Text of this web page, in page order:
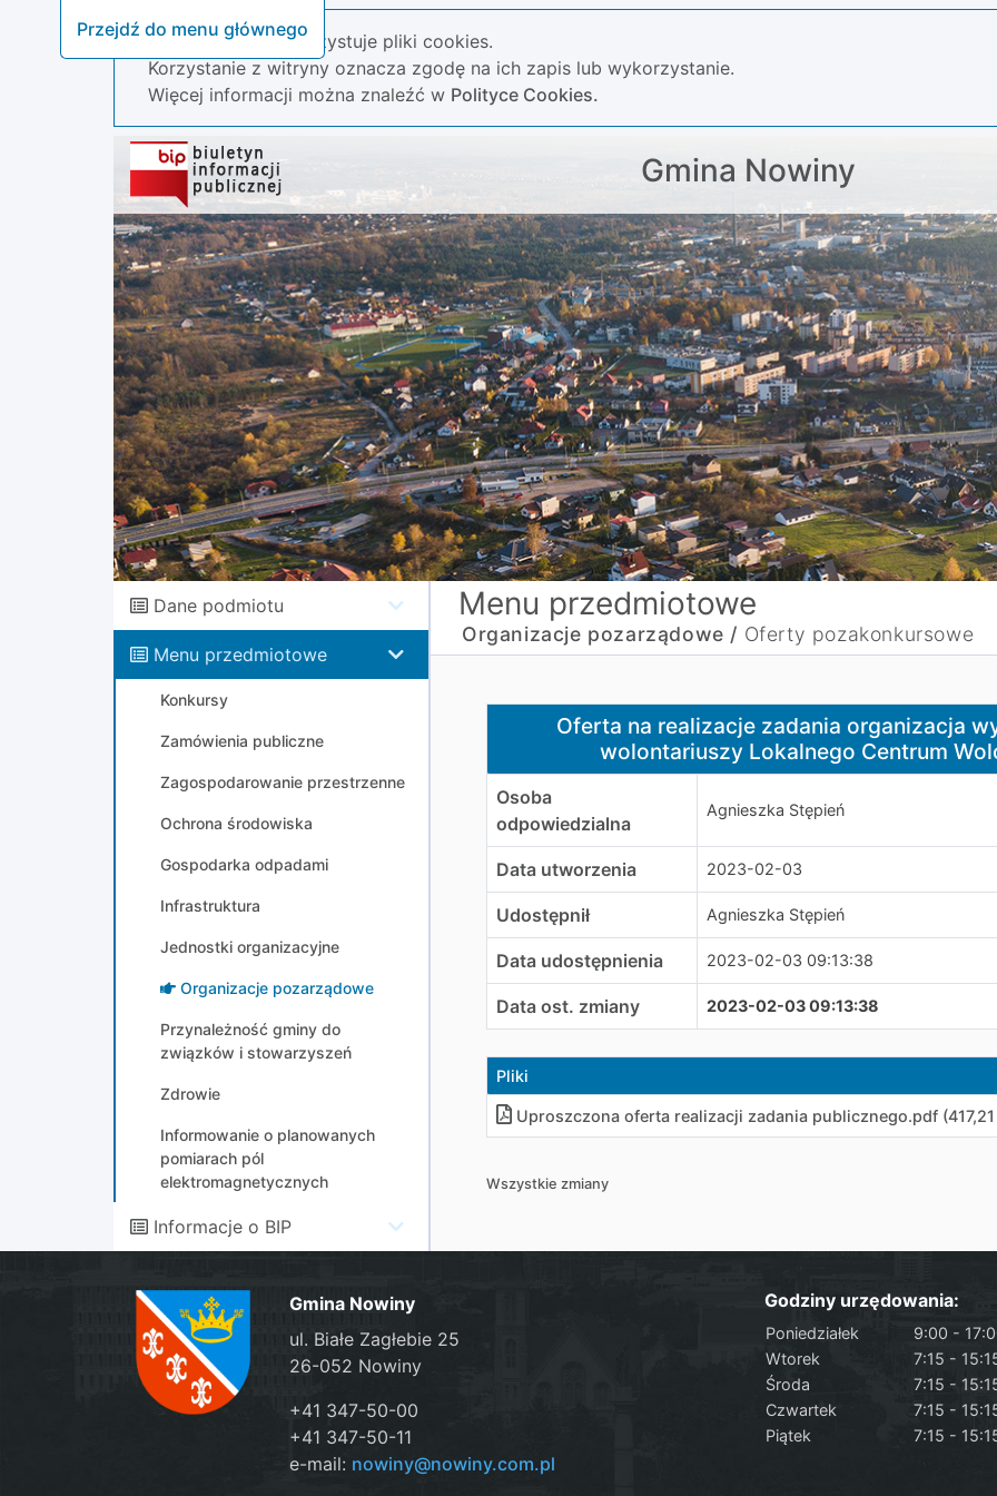
Przejdź do menu głównego
Nasza strona wykorzystuje pliki cookies.
Korzystanie z witryny oznacza zgodę na ich zapis lub wykorzystanie.
Więcej informacji można znaleźć w Polityce Cookies.
Gmina Nowiny
Dane podmiotu
Menu przedmiotowe
Konkursy
Zamówienia publiczne
Zagospodarowanie przestrzenne
Ochrona środowiska
Gospodarka odpadami
Infrastruktura
Jednostki organizacyjne
Organizacje pozarządowe
Przynależność gminy do
związków i stowarzyszeń
Zdrowie
Informowanie o planowanych
pomiarach pól
elektromagnetycznych
Informacje o BIP
Menu przedmiotowe
Organizacje pozarządowe / Oferty pozakonkursowe
Oferta na realizacje zadania organizacja wydarzenia
Oferta na realizacje zadania organizacja
wolontariuszy Lokalnego Centrum
Osoba
odpowiedzialna
Agnieszka Stępień
Data utworzenia 2023-02-03
Udostępnił Agnieszka Stępień
Data udostępnienia 2023-02-03 09:13:38
Data ost. zmiany 2023-02-03 09:13:38
Pliki
Uproszczona oferta realizacji zadania publicznego.pdf
Wszystkie zmiany
Gmina Nowiny
ul. Białe Zagłebie 25
26-052 Nowiny
+41 347-50-00
+41 347-50-11
e-mail: nowiny@nowiny.com.pl
Godziny urzędowania:
Poniedziałek
9:00 -
Wtorek
7:15 -
Środa
7:15 -
Czwartek
7:15 -
Piątek
7:15 -